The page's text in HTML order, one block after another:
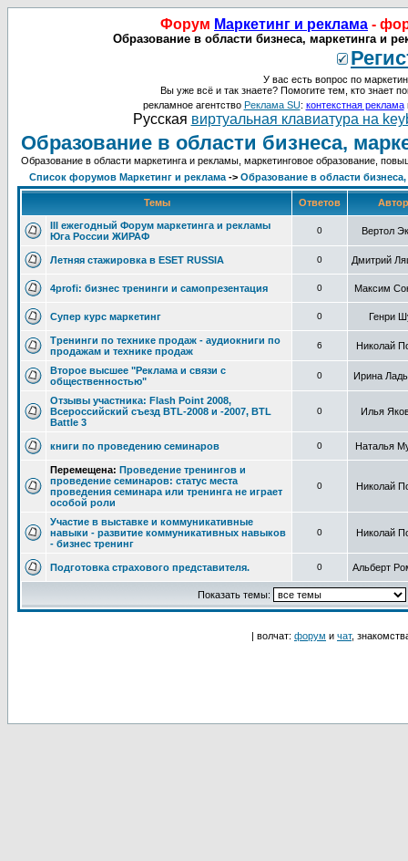
Форум Маркетинг и реклама -
Образование в области бизнеса, маркетинга и
У вас есть вопрос по
Вы уже всё и так знаете? Помогите тем, кто знает
рекламное агентство Реклама SU: контекстная реклама
Русская виртуальная клавиатура на
Образование в области бизнеса,
Образование в области маркетинга и рекламы, маркетинговое образование,
Список форумов Маркетинг и реклама -> Образование в области
Темы Ответов
III ежегодный Форум маркетинга и рекламы
Юга России ЖИРАФ
0 Вертол
Летняя стажировка в ESET RUSSIA 0 Дмитрий
4profi: бизнес тренинги и самопрезентация 0 Максим
Супер курс маркетинг 0 Генри
Тренинги по технике продаж - аудиокниги по
продажам и технике продаж
6 Николай
Второе высшее "Реклама и связи с
общественностью"
0 Ирина
Отзывы участника: Flash Point 2008,
Всероссийский съезд BTL-2008 и -2007, BTL
Battle 3
0 Илья
книги по проведению семинаров 0 Наталья
Перемещена: Проведение тренингов и
проведение семинаров: статус места
проведения семинара или тренинга не играет
особой роли
0 Николай
Участие в выставке и коммуникативные
навыки - развитие коммуникативных навыков
- бизнес тренинг
0 Николай
Подготовка страхового представителя. 0 Альберт
Показать темы:
| волчат: форум и чат,